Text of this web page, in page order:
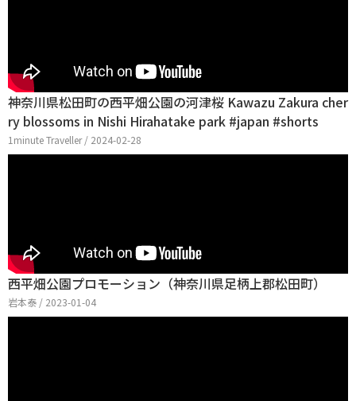
神奈川県松田町の西平畑公園の河津桜 Kawazu Zakura cher
ry blossoms in Nishi Hirahatake park #japan #shorts
1minute Traveller / 2024-02-28
西平畑公園プロモーション（神奈川県足柄上郡松田町）
岩本泰 / 2023-01-04